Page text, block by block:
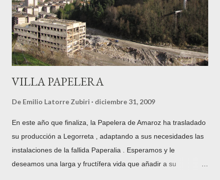
VILLA PAPELERA
De Emilio Latorre Zubiri diciembre 31, 2009
En este año que finaliza, la Papelera de Amaroz ha trasladado
su producción a Legorreta , adaptando a sus necesidades las
instalaciones de la fallida Paperalia . Esperamos y le
deseamos una larga y fructífera vida que añadir a su